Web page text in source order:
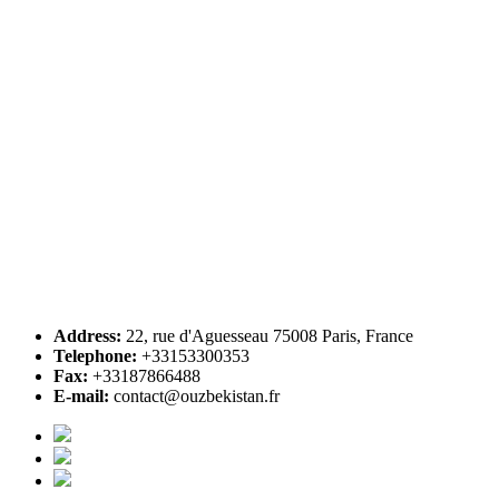
Address: 22, rue d'Aguesseau 75008 Paris, France
Telephone: +33153300353
Fax: +33187866488
E-mail: contact@ouzbekistan.fr